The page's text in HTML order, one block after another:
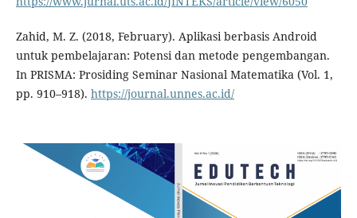
Zahid, M. Z. (2018, February). Aplikasi berbasis Android
untuk pembelajaran: Potensi dan metode pengembangan.
In PRISMA: Prosiding Seminar Nasional Matematika (Vol. 1,
pp. 910–918). https://journal.unnes.ac.id/